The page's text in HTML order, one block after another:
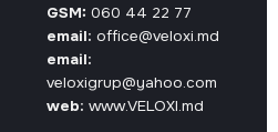
GSM: 060 44 22 77
email: office@veloxi.md
email:
veloxigrup@yahoo.com
web: www.VELOXI.md